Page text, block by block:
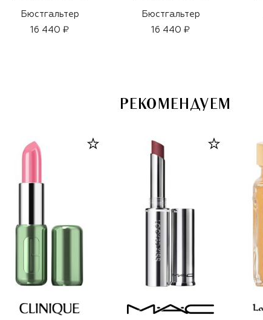
Бюстгальтер
16 440 ₽
Бюстгальтер
16 440 ₽
РЕКОМЕНДУЕМ